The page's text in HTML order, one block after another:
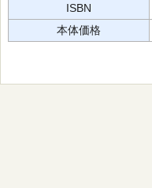
ISBN
本体価格